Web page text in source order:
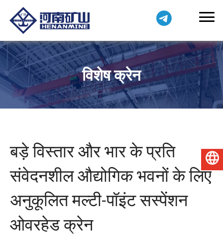
विशेष क्रेन
बड़े विस्तार और भार के प्रति
संवेदनशील औद्योगिक भवनों के लिए
अनुकूलित मल्टी-पॉइंट सस्पेंशन
ओवरहेड क्रेन
हिन्दी